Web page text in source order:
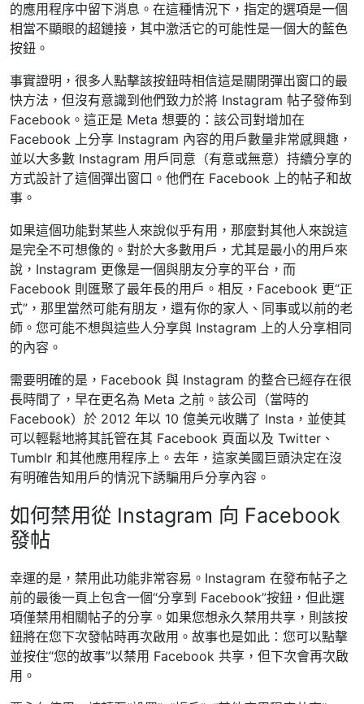
的應用程序中留下消息。在這種情況下，指定的選項是一個
相當不顯眼的超鏈接，其中激活它的可能性是一個大的藍色
按鈕。
事實證明，很多人點擊該按鈕時相信這是關閉彈出窗口的最
快方法，但沒有意識到他們致力於將 Instagram 帖子發佈到
Facebook。這正是 Meta 想要的：該公司對增加在
Facebook 上分享 Instagram 內容的用戶數量非常感興趣，
並以大多數 Instagram 用戶同意（有意或無意）持續分享的
方式設計了這個彈出窗口。他們在 Facebook 上的帖子和故
事。
如果這個功能對某些人來說似乎有用，那麼對其他人來說這
是完全不可想像的。對於大多數用戶，尤其是最小的用戶來
說，Instagram 更像是一個與朋友分享的平台，而
Facebook 則匯聚了最年長的用戶。相反，Facebook 更“正
式”，那里當然可能有朋友，還有你的家人、同事或以前的老
師。您可能不想與這些人分享與 Instagram 上的人分享相同
的內容。
需要明確的是，Facebook 與 Instagram 的整合已經存在很
長時間了，早在更名為 Meta 之前。該公司（當時的
Facebook）於 2012 年以 10 億美元收購了 Insta，並使其
可以輕鬆地將其託管在其 Facebook 頁面以及 Twitter、
Tumblr 和其他應用程序上。去年，這家美國巨頭決定在沒
有明確告知用戶的情況下誘騙用戶分享內容。
如何禁用從 Instagram 向 Facebook
發帖
幸運的是，禁用此功能非常容易。Instagram 在發布帖子之
前的最後一頁上包含一個“分享到 Facebook”按鈕，但此選
項僅禁用相關帖子的分享。如果您想永久禁用共享，則該按
鈕將在您下次發帖時再次啟用。故事也是如此：您可以點擊
並按住“您的故事”以禁用 Facebook 共享，但下次會再次啟
用。